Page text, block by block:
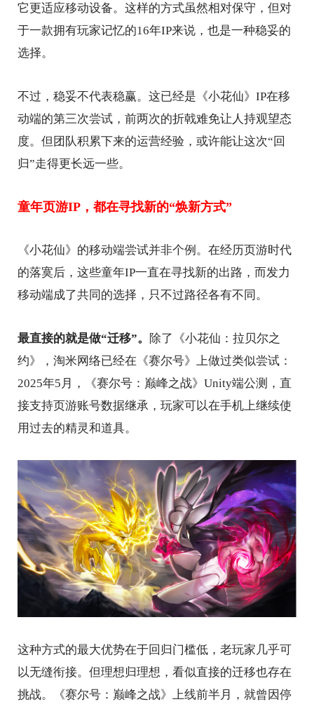
它更适应移动设备。这样的方式虽然相对保守，但对
于一款拥有玩家记忆的16年IP来说，也是一种稳妥的
选择。
不过，稳妥不代表稳赢。这已经是《小花仙》IP在移
动端的第三次尝试，前两次的折戟难免让人持观望态
度。但团队积累下来的运营经验，或许能让这次“回
归”走得更长远一些。
童年页游IP，都在寻找新的“焕新方式”
《小花仙》的移动端尝试并非个例。在经历页游时代
的落寞后，这些童年IP一直在寻找新的出路，而发力
移动端成了共同的选择，只不过路径各有不同。
最直接的就是做“迁移”。
除了《小花仙：拉贝尔之
约》，淘米网络已经在《赛尔号》上做过类似尝试：
2025年5月，《赛尔号：巅峰之战》Unity端公测，直
接支持页游账号数据继承，玩家可以在手机上继续使
用过去的精灵和道具。
这种方式的最大优势在于回归门槛低，老玩家几乎可
以无缝衔接。但理想归理想，看似直接的迁移也存在
挑战。《赛尔号：巅峰之战》上线前半月，就曾因停